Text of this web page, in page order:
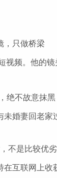
只做桥梁
频。他的镜
不故意抹黑
妻回老家
是比较优劣
联网上收获